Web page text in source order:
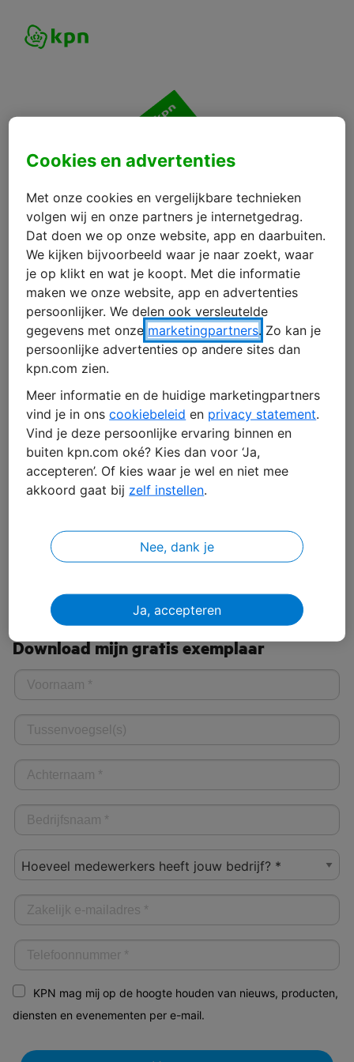
NIS2 en de Cbw: een
pragmatisch eBook voor
compliance
De kernprincipes van NIS2 en de Cyberbeveiligingswet
Praktische tips voor de implementatie van NIS2
Download mijn gratis exemplaar
KPN mag mij op de hoogte houden van nieuws, producten,
diensten en evenementen per e-mail.
Cookies en advertenties
Met onze cookies en vergelijkbare technieken
volgen wij en onze partners je internetgedrag.
Dat doen we op onze website, app en daarbuiten.
We kijken bijvoorbeeld waar je naar zoekt, waar
je op klikt en wat je koopt. Met die informatie
maken we onze website, app en advertenties
persoonlijker. We delen ook versleutelde
gegevens met onze marketingpartners. Zo kan je
persoonlijke advertenties op andere sites dan
kpn.com zien.
Meer informatie en de huidige marketingpartners
vind je in ons cookiebeleid en privacy statement.
Vind je deze persoonlijke ervaring binnen en
buiten kpn.com oké? Kies dan voor ‘Ja,
accepteren’. Of kies waar je wel en niet mee
akkoord gaat bij zelf instellen.
Nee, dank je
Ja, accepteren